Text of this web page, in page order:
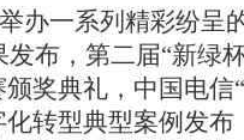
一系列精彩纷呈
布，第二届“新绿
奖典礼，中国电信
转型典型案例发